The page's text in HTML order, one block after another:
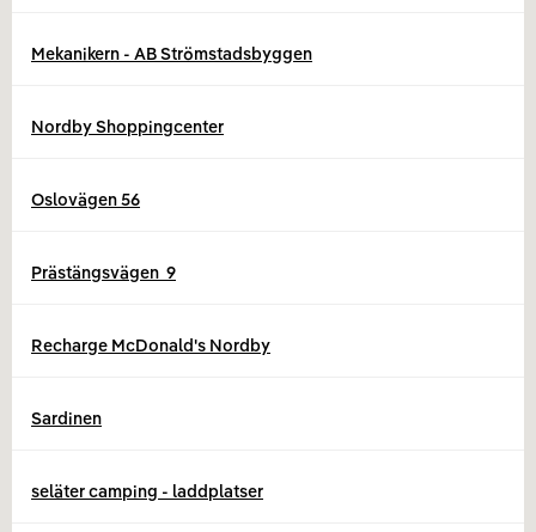
Mekanikern - AB Strömstadsbyggen
Nordby Shoppingcenter
Oslovägen 56
Prästängsvägen  9
Recharge McDonald's Nordby
Sardinen
seläter camping - laddplatser